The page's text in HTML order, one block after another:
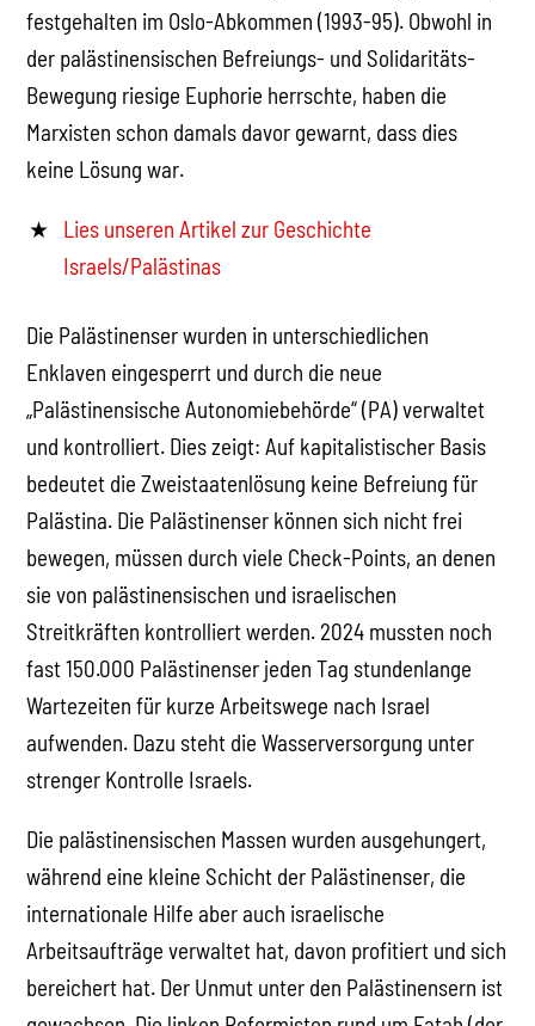
festgehalten im Oslo-Abkommen (1993-95). Obwohl in
der palästinensischen Befreiungs- und Solidaritäts-
Bewegung riesige Euphorie herrschte, haben die
Marxisten schon damals davor gewarnt, dass dies
keine Lösung war.
Lies unseren Artikel zur Geschichte
Israels/Palästinas
Die Palästinenser wurden in unterschiedlichen
Enklaven eingesperrt und durch die neue
„Palästinensische Autonomiebehörde“ (PA) verwaltet
und kontrolliert. Dies zeigt: Auf kapitalistischer Basis
bedeutet die Zweistaatenlösung keine Befreiung für
Palästina. Die Palästinenser können sich nicht frei
bewegen, müssen durch viele Check-Points, an denen
sie von palästinensischen und israelischen
Streitkräften kontrolliert werden. 2024 mussten noch
fast 150.000 Palästinenser jeden Tag stundenlange
Wartezeiten für kurze Arbeitswege nach Israel
aufwenden. Dazu steht die Wasserversorgung unter
strenger Kontrolle Israels.
Die palästinensischen Massen wurden ausgehungert,
während eine kleine Schicht der Palästinenser, die
internationale Hilfe aber auch israelische
Arbeitsaufträge verwaltet hat, davon profitiert und sich
bereichert hat. Der Unmut unter den Palästinensern ist